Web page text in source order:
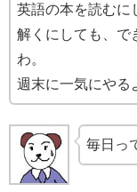
英語の本を読むに
解くにしても、で
わ。
週末に一気にやる
毎日っ